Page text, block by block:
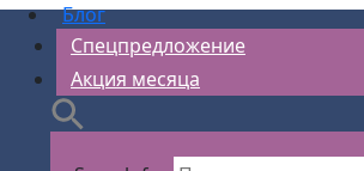
Блог
Спецпредложение
Акция месяца